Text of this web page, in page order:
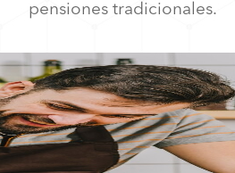
pensiones tradicionales.